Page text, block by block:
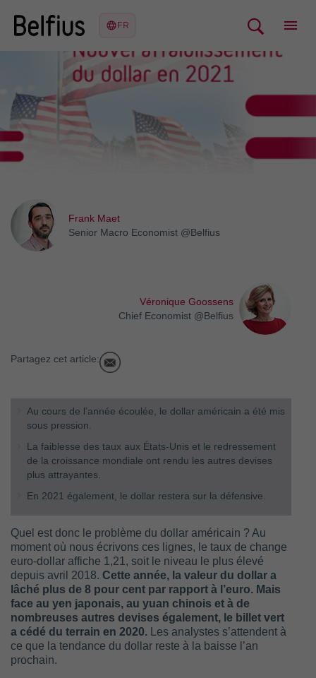
Frank Maet
Senior Macro Economist @Belfius
Véronique Goossens
Chief Economist @Belfius
Partagez cet article:
Au cours de l’année écoulée, le dollar américain a été mis
sous pression.
La faiblesse des taux aux États-Unis et le redressement
de la croissance mondiale ont rendu les autres devises
plus attrayantes.
En 2021 également, le dollar restera sur la défensive.
Quel est donc le problème du dollar américain ? Au
moment où nous écrivons ces lignes, le taux de change
euro-dollar affiche 1,21, soit le niveau le plus élevé
depuis avril 2018. Cette année, la valeur du dollar a
lâché plus de 8 pour cent par rapport à l’euro. Mais
face au yen japonais, au yuan chinois et à de
nombreuses autres devises également, le billet vert
a cédé du terrain en 2020. Les analystes s’attendent à
ce que la tendance du dollar reste à la baisse l’an
prochain.